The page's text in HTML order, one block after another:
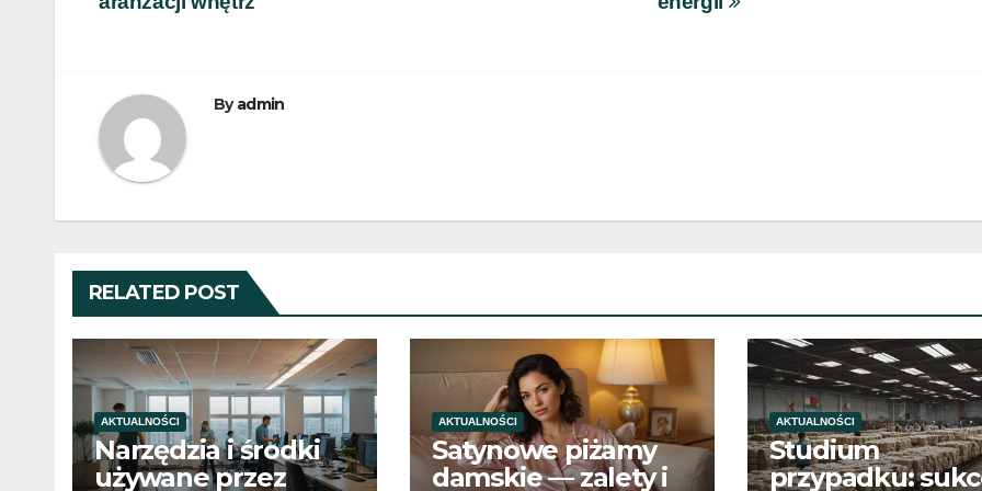
wpisu
Byadmin
RELATED POST
AKTUALNOŚCI
Narzędzia i środki
używane przez
AKTUALNOŚCI
Satynowe piżamy
damskie — zalety i
AKTUALNOŚCI
Studium
przypadku: